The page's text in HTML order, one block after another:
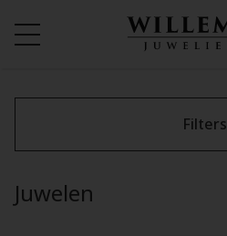
Filters
Juwelen